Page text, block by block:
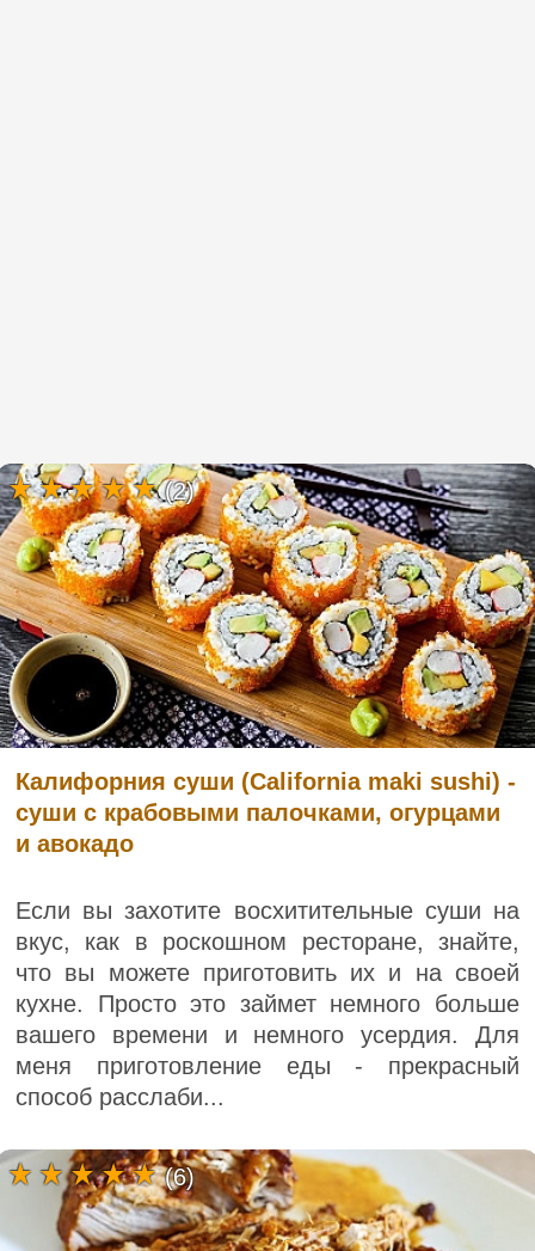
Калифорния суши (California maki sushi) -
суши с крабовыми палочками, огурцами
и авокадо
Если вы захотите восхитительные суши на
вкус, как в роскошном ресторане, знайте,
что вы можете приготовить их и на своей
кухне. Просто это займет немного больше
вашего времени и немного усердия. Для
меня приготовление еды - прекрасный
способ расслаби...
(2)
(6)